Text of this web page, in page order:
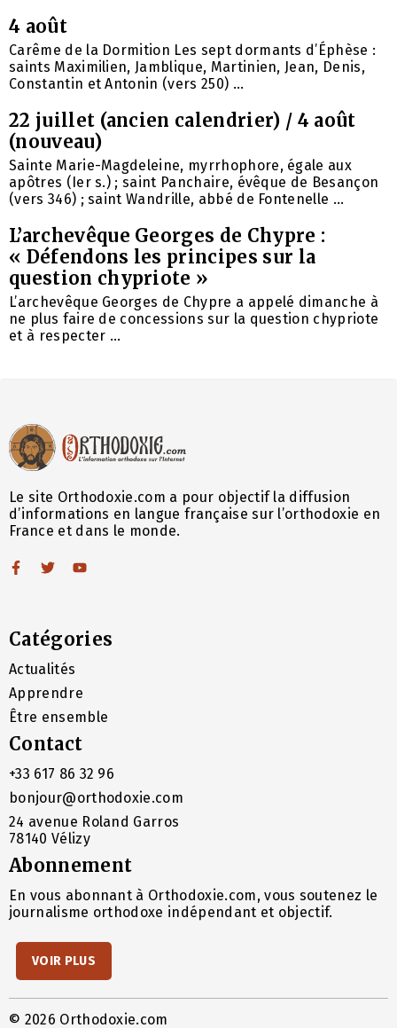
4 août
Carême de la Dormition Les sept dormants d’Éphèse :
saints Maximilien, Jamblique, Martinien, Jean, Denis,
Constantin et Antonin (vers 250) ...
22 juillet (ancien calendrier) / 4 août
(nouveau)
Sainte Marie-Magdeleine, myrrhophore, égale aux
apôtres (Ier s.) ; saint Panchaire, évêque de Besançon
(vers 346) ; saint Wandrille, abbé de Fontenelle ...
L’archevêque Georges de Chypre :
« Défendons les principes sur la
question chypriote »
L’archevêque Georges de Chypre a appelé dimanche à
ne plus faire de concessions sur la question chypriote
et à respecter ...
Le site Orthodoxie.com a pour objectif la diffusion
d’informations en langue française sur l’orthodoxie en
France et dans le monde.
Catégories
Actualités
Apprendre
Être ensemble
Contact
+33 617 86 32 96
bonjour@orthodoxie.com
24 avenue Roland Garros
78140 Vélizy
Abonnement
En vous abonnant à Orthodoxie.com, vous soutenez le
journalisme orthodoxe indépendant et objectif.
VOIR PLUS
© 2026 Orthodoxie.com